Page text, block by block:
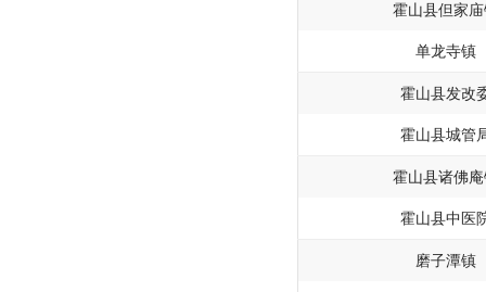
霍山县但家
单龙寺镇
霍山县发改
霍山县城管
霍山县诸佛
霍山县中医
磨子潭镇